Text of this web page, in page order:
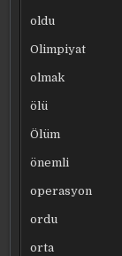
oldu
Olimpiyat
olmak
ölü
Ölüm
önemli
operasyon
ordu
orta